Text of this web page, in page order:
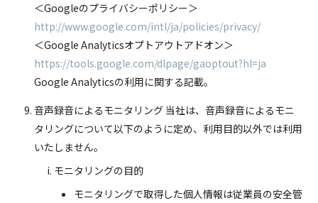
TOP
企業情報
業務内容
お知らせ
＜Googleのプライバシーポリシー＞
http://www.google.com/intl/ja/policies/privacy/
＜Google Analyticsオプトアウトアドオン＞
https://tools.google.com/dlpage/gaoptout?hl=ja
Google Analyticsの利用に関する記載。
音声録音によるモニタリング 当社は、音声録音によるモニ
タリングについて以下のように定め、利用目的以外では利用
いたしません。
モニタリングの目的
モニタリングで取得した個人情報は従業員の安全管